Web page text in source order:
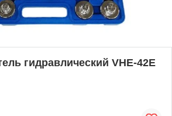
гидравлический VHE-42Е